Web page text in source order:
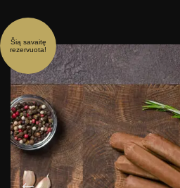
Šią savaitę
rezervuota!